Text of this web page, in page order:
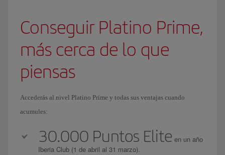
Conseguir Platino Prime,
más cerca de lo que
piensas
Accederás al nivel Platino Prime y todas sus ventajas cuando
acumules:
30.000 Puntos Elite en un año
Iberia Club (1 de abril al 31 marzo).